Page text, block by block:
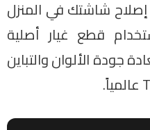
شاشتك في المنزل
قطع غيار أصلية
جودة الألوان والتباين